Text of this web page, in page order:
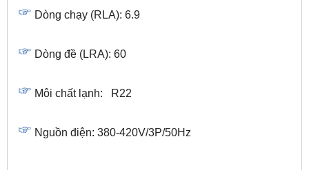
Dòng chạy (RLA): 6.9
Dòng đề (LRA): 60
Môi chất lạnh: R22
Nguồn điện: 380-420V/3P/50Hz